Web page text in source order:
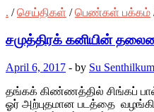
. /செய்திகள் /பெண்கள் பக்கம்
சமுத்திரக் கனியின்
April 6, 2017 - by Su
தங்கக் கிண்ணத்தில் சிங்கப்
ஓர் அற்புதமான படத்தை